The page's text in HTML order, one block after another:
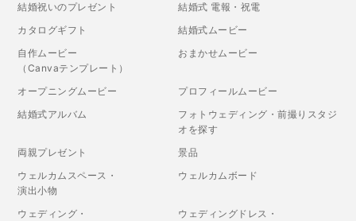
結婚祝いのプレゼント
結婚式 電報・祝電
カタログギフト
結婚式ムービー
自作ムービー
（Canvaテンプレート）
おまかせムービー
オープニングムービー
プロフィールムービー
結婚式アルバム
フォトウェディング・前撮りスタジ
オを探す
両親プレゼント
景品
ウェルカムスペース・
演出小物
ウェルカムボード
ウェディング・
ウェディングドレス・